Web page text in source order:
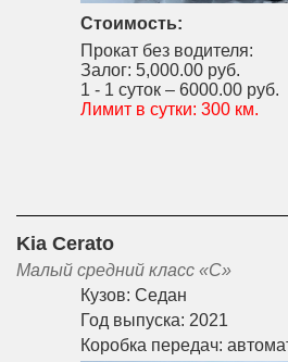
Стоимость:
Прокат без водителя:
Залог: 5,000.00 руб.
1 - 1 суток – 6000.00 руб.
Лимит в сутки: 300 км.
Kia Cerato
Малый средний класс «С»
Кузов: Седан
Год выпуска: 2021
Коробка передач: